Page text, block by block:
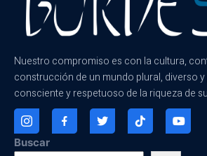
Nuestro compromiso es con la cultura,
construcción de un mundo plural, diverso
consciente y respetuoso de la riqueza de
Buscar